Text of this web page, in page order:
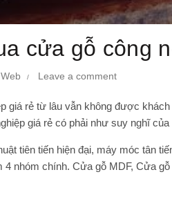
cửa gỗ công
Leave a comment
giá rẻ từ lâu vẫn không được
giá rẻ có phải như suy nghĩ
tiên tiến hiện đại, máy móc tân
4 nhóm chính. Cửa gỗ MDF, Cửa